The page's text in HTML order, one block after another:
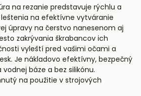
​​na rezanie predstavuje rýchlu a
na efektívne vytváranie
úpravy na čerstvo nanesenom aj
zakrývania škrabancov ich
vyleští pred vašimi očami a
Je nákladovo efektívny, bezpečný
báze a bez silikónu.
na použitie v strojových